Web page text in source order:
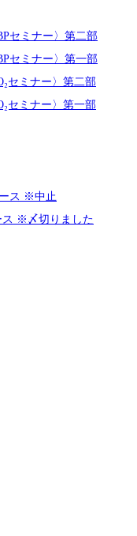
セミナー〉第二部
セミナー〉第一部
セミナー〉第二部
セミナー〉第一部
ス ※中止
ス ※〆切りました